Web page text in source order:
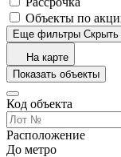
Объекты по
Еще фильтры Скрыть
На карте
Показать объекты
Код объекта
Расположение
До метро